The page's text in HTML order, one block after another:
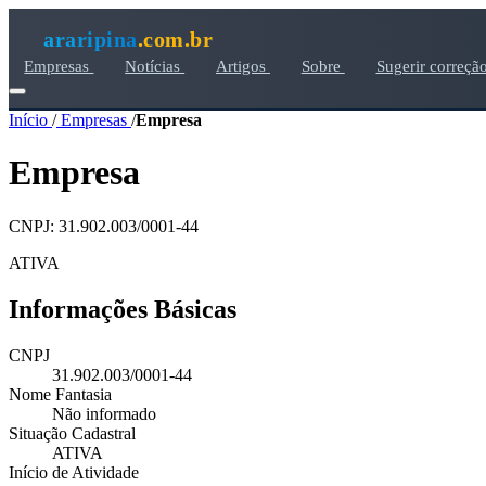
araripina.com.br
Empresas Notícias Artigos Sobre Sugerir
Início /Empresas /Empresa
Empresa
CNPJ: 31.902.003/0001-44
ATIVA
Informações Básicas
CNPJ
31.902.003/0001-44
Nome Fantasia
Não informado
Situação Cadastral
ATIVA
Início de Atividade